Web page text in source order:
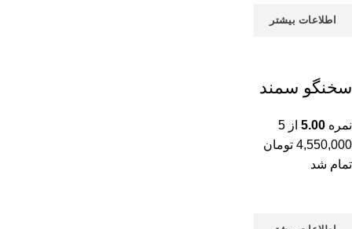
اطلاعات بیشتر
سخنگو سمند
نمره 5.00 از 5
4,550,000 تومان
تمام شد